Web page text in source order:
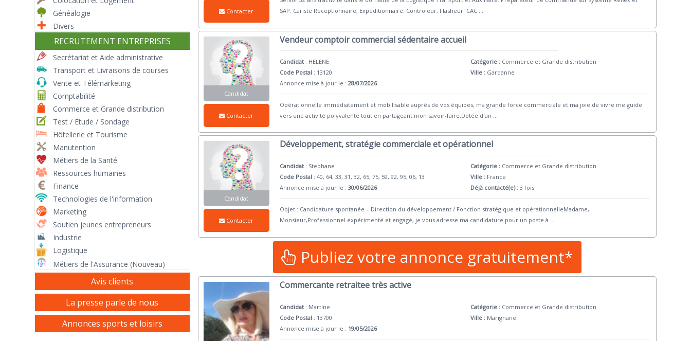
Contacter
SAP. Cariste Réceptionnaire, Expéditionnaire. Controleur, Flasheur. CAC
Candidat
Contacter
Vendeur comptoir commercial sédentaire accueil
Candidat : HELENE
Code Postal : 13120
Annonce mise à jour le :28/07/2026
Catégorie : Commerce et Grande distribution
Ville : Gardanne
Opérationnelle immédiatement et mobilisable auprès de vos équipes, ma grande force commerciale et ma joie de vivre me guide
vers une activité polyvalente tout en partageant mon savoir-faire.Dotée d'un
Candidat
Contacter
Développement, stratégie commerciale et opérationnel
Candidat : Stephane
Code Postal : 40, 64, 33, 31, 32, 65, 75, 59, 92, 95, 06, 13
Annonce mise à jour le :30/06/2026
Catégorie : Commerce et Grande distribution
Ville : France
Déjà contacté(e) : 3 fois
Objet : Candidature spontanée – Direction du développement / Fonction stratégique et opérationnelleMadame,
Monsieur,Professionnel expérimenté et engagé, je vous adresse ma candidature pour un poste à ...
Publiez votre annonce gratuitement*
Commercante retraitee très active
Candidat : Martine
Code Postal : 13700
Annonce mise à jour le : 19/05/2026
Catégorie : Commerce et Grande distribution
Ville : Marignane
Généalogie
Divers
RECRUTEMENT ENTREPRISES
Secrétariat et Aide administrative
Transport et Livraisons de courses
Vente et Télémarketing
Comptabilité
Commerce et Grande distribution
Test / Etude / Sondage
Hôtellerie et Tourisme
Manutention
Métiers de la Santé
Ressources humaines
Finance
Technologies de l'information
Marketing
Soutien jeunes entrepreneurs
Industrie
Logistique
Métiers de l'Assurance (Nouveau)
Avis clients
La presse parle de nous
Annonces sports et loisirs